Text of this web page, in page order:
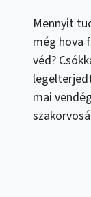
Mennyit
még hova
véd?
mai